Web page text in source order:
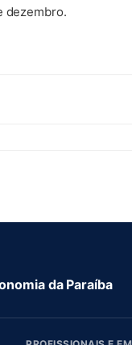
dezembro.
em nova aba)
da Paraíba